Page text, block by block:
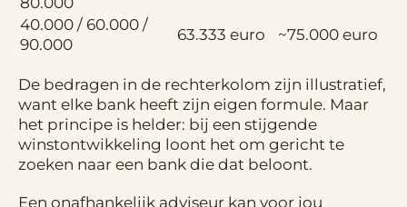
40.000 / 60.000 /
90.000
63.333 euro ~75.000 euro
De bedragen in de rechterkolom zijn illustratief,
want elke bank heeft zijn eigen formule. Maar
het principe is helder: bij een stijgende
winstontwikkeling loont het om gericht te
zoeken naar een bank die dat beloont.
Een onafhankelijk adviseur kan voor jou